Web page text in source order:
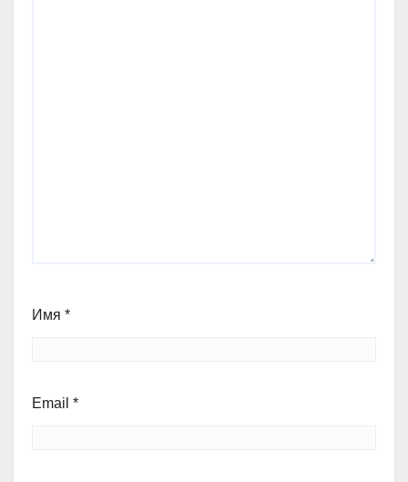
Имя *
Email *